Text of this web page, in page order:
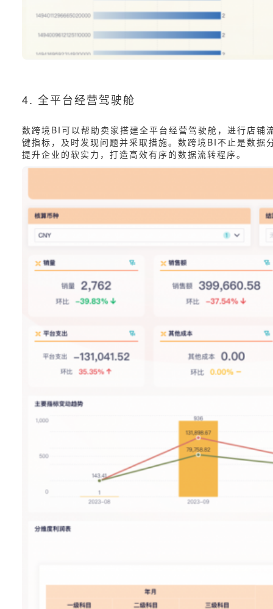
4. 全平台经营驾驶舱
数跨境BI可以帮助卖家搭建全平台经营驾驶舱，进行店
键指标，及时发现问题并采取措施。数跨境BI不止是数
提升企业的软实力，打造高效有序的数据流转程序。